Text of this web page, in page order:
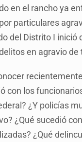
en el rancho ya
particulares
del Distrito I inició
en agravio de
con los
¿Y policías
¿Qué sucedió
¿Qué